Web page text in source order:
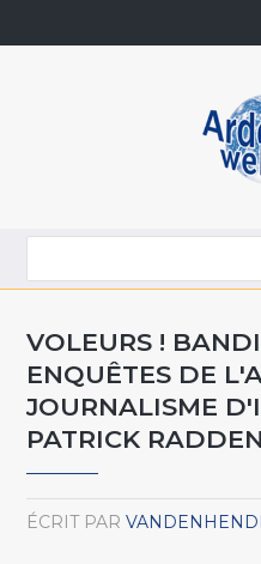
VOLEURS !
ENQUÊTES DE
JOURNALISME
PATRICK
ÉCRIT PAR